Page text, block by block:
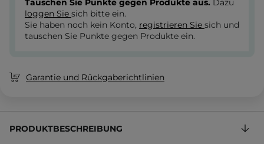
Tauschen Sie Punkte gegen Produkte aus. Dazu
loggen Sie sich bitte ein.
Sie haben noch kein Konto, registrieren Sie sich und
tauschen Sie Punkte gegen Produkte ein.
Garantie und Rückgaberichtlinien
PRODUKTBESCHREIBUNG